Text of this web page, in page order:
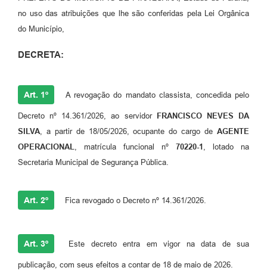
no uso das atribuições que lhe são conferidas pela Lei Orgânica
do Município,
DECRETA:
Art. 1º A revogação do mandato classista, concedida pelo
Decreto nº 14.361/2026, ao servidor FRANCISCO NEVES DA
SILVA, a partir de 18/05/2026, ocupante do cargo de AGENTE
OPERACIONAL, matrícula funcional nº 70220-1 , lotado na
Secretaria Municipal de Segurança Pública.
Art. 2º Fica revogado o Decreto nº 14.361/2026.
Art. 3º Este decreto entra em vigor na data de sua
publicação, com seus efeitos a contar de 18 de maio de 2026.